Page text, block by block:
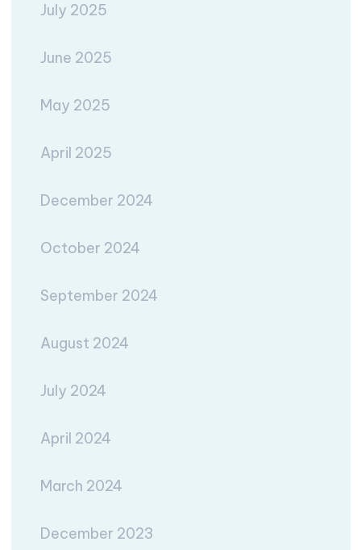
July 2025
June 2025
May 2025
April 2025
December 2024
October 2024
September 2024
August 2024
July 2024
April 2024
March 2024
December 2023